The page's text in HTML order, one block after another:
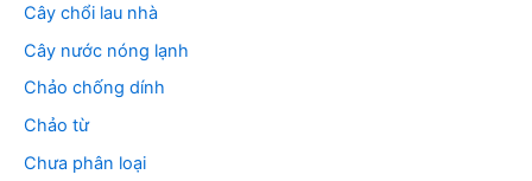
Cây chổi lau nhà
Cây nước nóng lạnh
Chảo chống dính
Chảo từ
Chưa phân loại